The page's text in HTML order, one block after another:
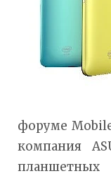
форуме
компания